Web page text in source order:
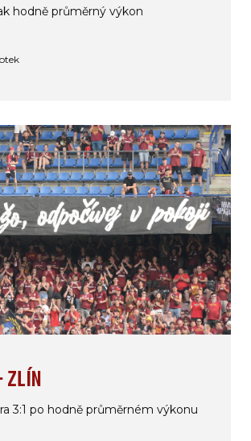
hodně průměrný výkon
ZLÍN
3:1 po hodně průměrném výkonu